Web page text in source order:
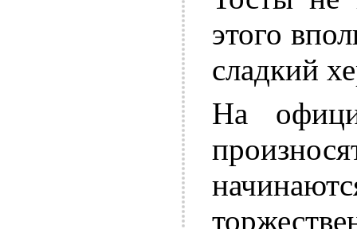
этого
сладкий
На